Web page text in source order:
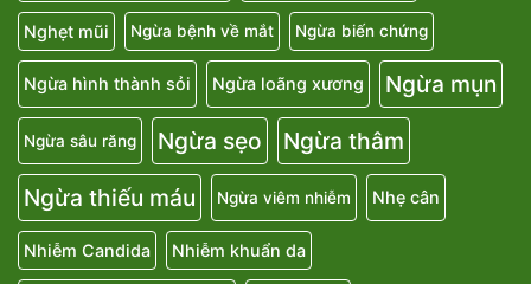
Nghẹt mũi Ngừa bệnh về mắt Ngừa biến chứng
Ngừa hình thành sỏi Ngừa loãng xương Ngừa mụn
Ngừa sâu răng Ngừa sẹo
Ngừa thâm
Ngừa thiếu máu
Ngừa viêm nhiễm Nhẹ cân
Nhiễm Candida Nhiễm khuẩn da